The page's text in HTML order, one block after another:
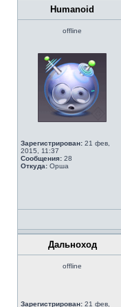
Humanoid
offline
Зарегистрирован: 21 фев,
2015, 11:37
Сообщения: 28
Откуда: Орша
Дальноход
offline
Зарегистрирован: 21 фев,